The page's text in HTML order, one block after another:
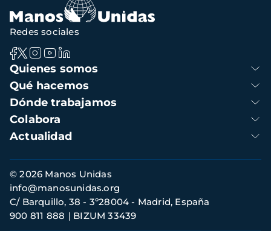
Navegación
principal
Quienes somos
Qué hacemos
Dónde trabajamos
Colabora
Actualidad
Redes sociales
Información
de
contacto
© 2026 Manos Unidas
C/ Barquillo, 38 - 3º28004 - Madrid, España
900 811 888
BIZUM 33439
info@manosunidas.org